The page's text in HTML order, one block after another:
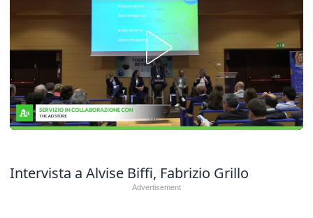
Intervista a Alvise Biffi, Fabrizio Grillo